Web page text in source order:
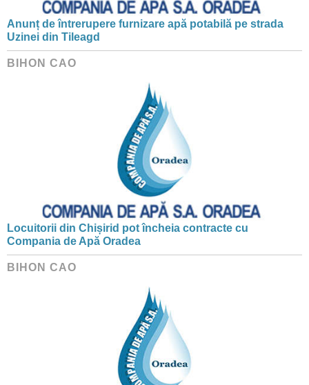
Anunț de întrerupere furnizare apă potabilă pe strada
Uzinei din Tileagd
BIHON CAO
Locuitorii din Chișirid pot încheia contracte cu
Compania de Apă Oradea
BIHON CAO